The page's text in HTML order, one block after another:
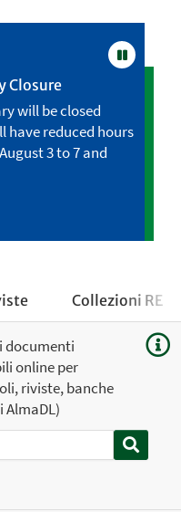
Closure
will be closed
have reduced hours
3 to 7 and
dal 10
Collezioni RE
documenti
online per
riviste, banche
AlmaDL)